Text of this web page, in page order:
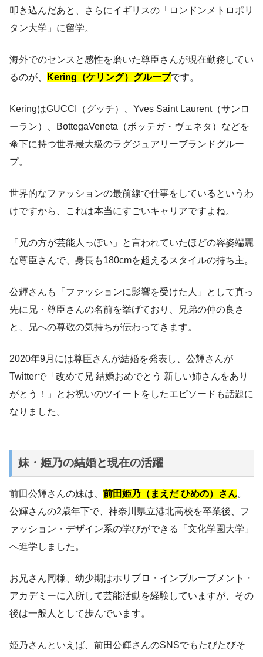
叩き込んだあと、さらにイギリスの「ロンドンメトロポリ
タン大学」に留学。
海外でのセンスと感性を磨いた尊臣さんが現在勤務してい
るのが、
Kering（ケリング）グループです。
KeringはGUCCI（グッチ）、Yves Saint Laurent（サンロ
ーラン）、BottegaVeneta（ボッテガ・ヴェネタ）などを
傘下に持つ世界最大級のラグジュアリーブランドグルー
プ。
世界的なファッションの最前線で仕事をしているというわ
けですから、これは本当にすごいキャリアですよね。
「兄の方が芸能人っぽい」と言われていたほどの容姿端麗
な尊臣さんで、身長も180cmを超えるスタイルの持ち主。
公輝さんも「ファッションに影響を受けた人」として真っ
先に兄・尊臣さんの名前を挙げており、兄弟の仲の良さ
と、兄への尊敬の気持ちが伝わってきます。
2020年9月には尊臣さんが結婚を発表し、公輝さんが
Twitterで「改めて兄 結婚おめでとう 新しい姉さんをあり
がとう！」とお祝いのツイートをしたエピソードも話題に
なりました。
妹・姫乃の結婚と現在の活躍
前田公輝さんの妹は、 前田姫乃（まえだ ひめの）さん。
公輝さんの2歳年下で、神奈川県立港北高校を卒業後、フ
ァッション・デザイン系の学びができる「文化学園大学」
へ進学しました。
お兄さん同様、幼少期はホリプロ・インプルーブメント・
アカデミーに入所して芸能活動を経験していますが、その
後は一般人として歩んでいます。
姫乃さんといえば、前田公輝さんのSNSでもたびたびそ